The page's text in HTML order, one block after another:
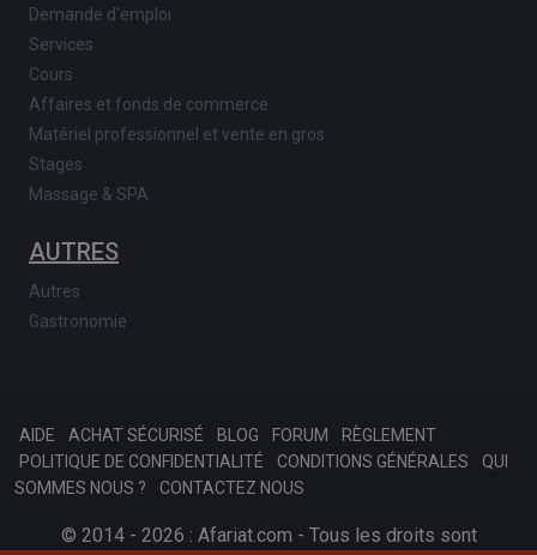
Demande d'emploi
Services
Cours
Affaires et fonds de commerce
Matériel professionnel et vente en gros
Stages
Massage & SPA
AUTRES
Autres
Gastronomie
AIDE ACHAT SÉCURISÉ BLOG FORUM
RÈGLEMENT
POLITIQUE DE CONFIDENTIALITÉ
CONDITIONS GÉNÉRALES
QUI
SOMMES NOUS ?
CONTACTEZ NOUS
© 2014 - 2026 : Afariat.com - Tous les droits sont